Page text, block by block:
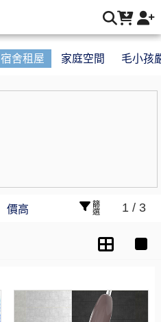
宿舍租屋 家庭空間 毛小孩
價高 篩選 1 / 3